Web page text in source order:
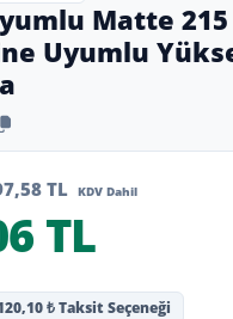
Matte
Uyumlu
TL KDV Dahil
TL
₺ Taksit Seçeneği